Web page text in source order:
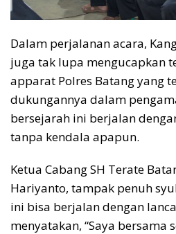
Dalam perjalanan acara,
juga tak lupa mengucapkan
apparat Polres Batang yang
dukungannya dalam
bersejarah ini berjalan
tanpa kendala apapun.
Ketua Cabang SH Terate
Hariyanto, tampak penuh
ini bisa berjalan dengan
menyatakan, “Saya bersama